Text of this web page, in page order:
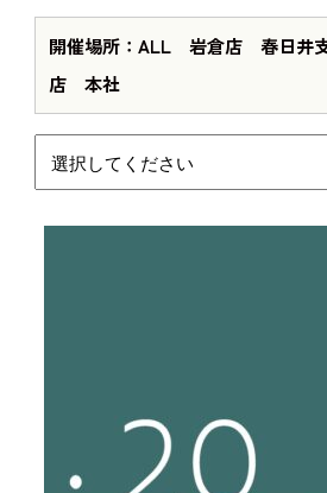
開催場所：ALL 岩倉店 春日井
店 本社